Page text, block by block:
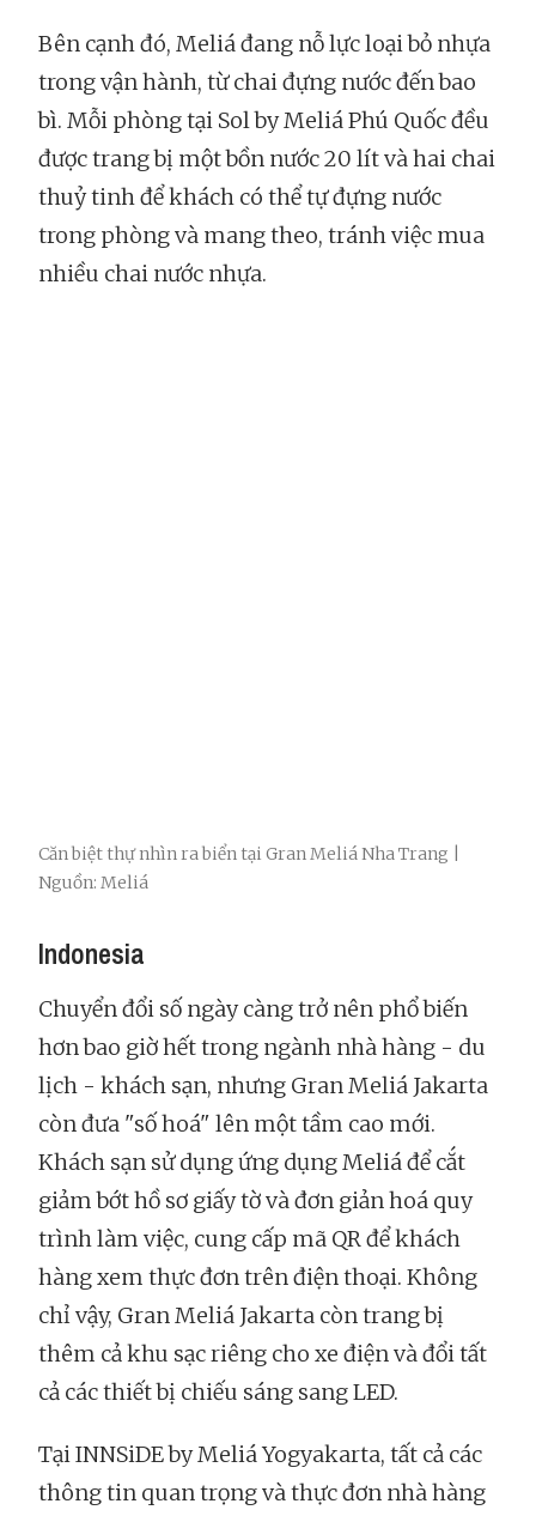
Bên cạnh đó, Meliá đang nỗ lực loại bỏ nhựa
trong vận hành, từ chai đựng nước đến bao
bì. Mỗi phòng tại Sol by Meliá Phú Quốc đều
được trang bị một bồn nước 20 lít và hai chai
thuỷ tinh để khách có thể tự đựng nước
trong phòng và mang theo, tránh việc mua
nhiều chai nước nhựa.
Căn biệt thự nhìn ra biển tại Gran Meliá Nha Trang |
Nguồn: Meliá
Indonesia
Chuyển đổi số ngày càng trở nên phổ biến
hơn bao giờ hết trong ngành nhà hàng - du
lịch - khách sạn, nhưng Gran Meliá Jakarta
còn đưa "số hoá" lên một tầm cao mới.
Khách sạn sử dụng ứng dụng Meliá để cắt
giảm bớt hồ sơ giấy tờ và đơn giản hoá quy
trình làm việc, cung cấp mã QR để khách
hàng xem thực đơn trên điện thoại. Không
chỉ vậy, Gran Meliá Jakarta còn trang bị
thêm cả khu sạc riêng cho xe điện và đổi tất
cả các thiết bị chiếu sáng sang LED.
Tại INNSiDE by Meliá Yogyakarta, tất cả các
thông tin quan trọng và thực đơn nhà hàng